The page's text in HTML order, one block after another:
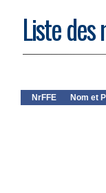
Liste des
NrFFE Nom et